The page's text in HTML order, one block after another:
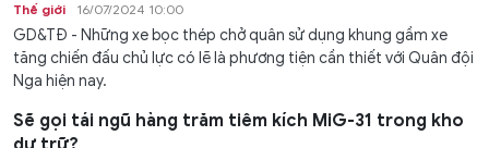
Thế giới 16/07/2024 10:00
GD&TĐ - Những xe bọc thép chở quân sử dụng khung gầm xe
tăng chiến đấu chủ lực có lẽ là phương tiện cần thiết với Quân đội
Nga hiện nay.
Sẽ gọi tái ngũ hàng trăm tiêm kích MiG-31 trong kho